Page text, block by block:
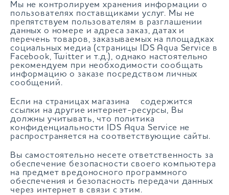
Мы не контролируем хранения информации о
пользователях поставщиками услуг. Мы не
препятствуем пользователям в разглашении
данных о номере и адреса заказ, датах и
перечень товаров, заказываемых на площадках
социальных медиа (страницы IDS Aqua Service в
Facebook, Twitter и т.д.), однако настоятельно
рекомендуем при необходимости сообщать
информацию о заказе посредством личных
сообщений.
Если на страницах магазина содержится
ссылки на другие интернет-ресурсы, Вы
должны учитывать, что политика
конфиденциальности IDS Aqua Service не
распространяется на соответствующие сайты.
Вы самостоятельно несете ответственность за
обеспечение безопасности своего компьютера
на предмет вредоносного программного
обеспечения и безопасность передачи данных
через интернет в связи с этим.